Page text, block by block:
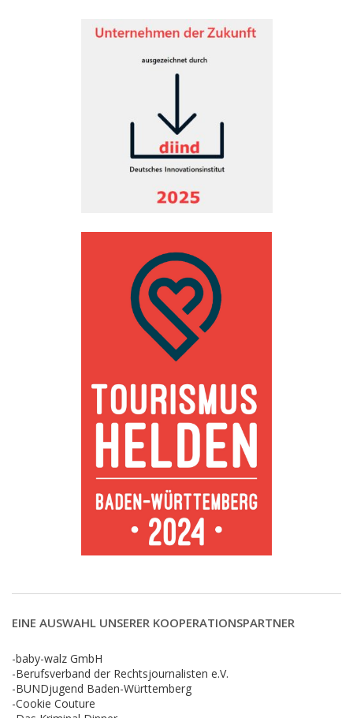
EINE AUSWAHL UNSERER KOOPERATIONSPARTNER
-baby-walz GmbH
-Berufsverband der Rechtsjournalisten e.V.
-BUNDjugend Baden-Württemberg
-Cookie Couture